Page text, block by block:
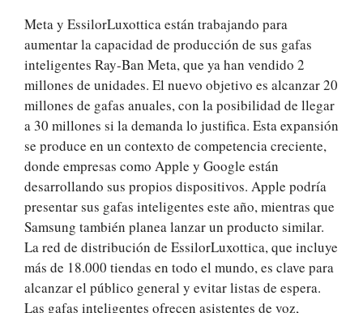
Meta y EssilorLuxottica están trabajando para
aumentar la capacidad de producción de sus gafas
inteligentes Ray-Ban Meta, que ya han vendido 2
millones de unidades. El nuevo objetivo es alcanzar 20
millones de gafas anuales, con la posibilidad de llegar
a 30 millones si la demanda lo justifica. Esta expansión
se produce en un contexto de competencia creciente,
donde empresas como Apple y Google están
desarrollando sus propios dispositivos. Apple podría
presentar sus gafas inteligentes este año, mientras que
Samsung también planea lanzar un producto similar.
La red de distribución de EssilorLuxottica, que incluye
más de 18.000 tiendas en todo el mundo, es clave para
alcanzar el público general y evitar listas de espera.
Las gafas inteligentes ofrecen asistentes de voz,